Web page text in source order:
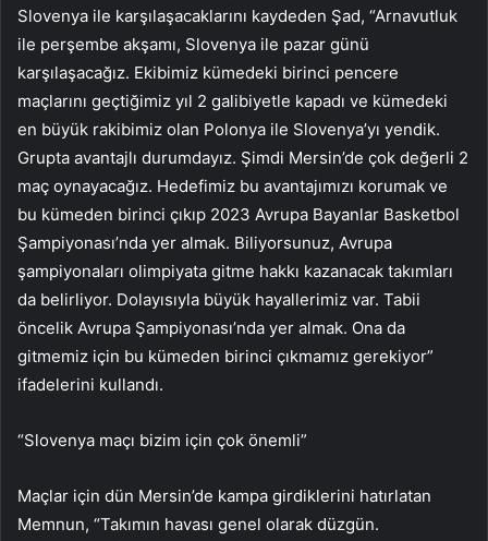
Slovenya ile karşılaşacaklarını kaydeden Şad, “Arnavutluk
ile perşembe akşamı, Slovenya ile pazar günü
karşılaşacağız. Ekibimiz kümedeki birinci pencere
maçlarını geçtiğimiz yıl 2 galibiyetle kapadı ve kümedeki
en büyük rakibimiz olan Polonya ile Slovenya’yı yendik.
Grupta avantajlı durumdayız. Şimdi Mersin’de çok değerli 2
maç oynayacağız. Hedefimiz bu avantajımızı korumak ve
bu kümeden birinci çıkıp 2023 Avrupa Bayanlar Basketbol
Şampiyonası’nda yer almak. Biliyorsunuz, Avrupa
şampiyonaları olimpiyata gitme hakkı kazanacak takımları
da belirliyor. Dolayısıyla büyük hayallerimiz var. Tabii
öncelik Avrupa Şampiyonası’nda yer almak. Ona da
gitmemiz için bu kümeden birinci çıkmamız gerekiyor”
ifadelerini kullandı.
“Slovenya maçı bizim için çok önemli”
Maçlar için dün Mersin’de kampa girdiklerini hatırlatan
Memnun, “Takımın havası genel olarak düzgün.